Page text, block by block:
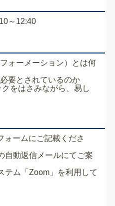
～12:40
ォーメーション）とは何
要とされているのか
をはさみながら、易し
ォームにご記載くださ
自動返信メールにてご案
ます。
テム「Zoom」を利用して